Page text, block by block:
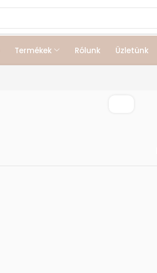
Termékek Rólunk Üzletünk